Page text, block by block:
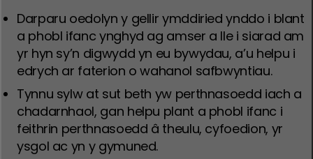
Darparu oedolyn y gellir ymddiried ynddo i blant
a phobl ifanc ynghyd ag amser a lle i siarad am
yr hyn sy’n digwydd yn eu bywydau, a’u helpu i
edrych ar faterion o wahanol safbwyntiau.
Tynnu sylw at sut beth yw perthnasoedd iach a
chadarnhaol, gan helpu plant a phobl ifanc i
feithrin perthnasoedd â theulu, cyfoedion, yr
ysgol ac yn y gymuned.